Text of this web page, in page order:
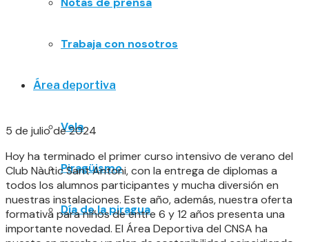
Trabaja con nosotros
Área deportiva
Vela
Piragüismo
Día de la piragua
5 de julio de 2024
Hoy ha terminado el primer curso intensivo de verano del
Club Nàutic Sant Antoni, con la entrega de diplomas a
todos los alumnos participantes y mucha diversión en
nuestras instalaciones. Este año, además, nuestra oferta
formativa para niños de entre 6 y 12 años presenta una
importante novedad. El Área Deportiva del CNSA ha